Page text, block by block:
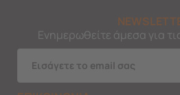
Ενημερωθείτε άμεσα για